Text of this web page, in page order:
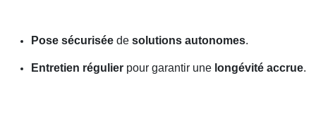
Pose sécurisée de solutions autonomes.
Entretien régulier pour garantir une longévité accrue.